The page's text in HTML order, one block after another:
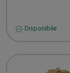
Disponibile